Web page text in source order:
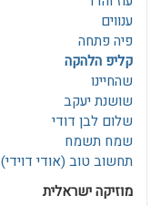
ענווים
פיה פתחה
קליפ הלהקה
שהחיינו
שושנת יעקב
שלום לבן דודי
שמח תשמח
תחשוב טוב (אודי דוידי)
מוזיקה ישראלית